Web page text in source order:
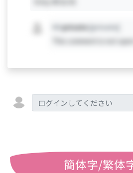
private [private]
This comment is not
簡体字/繁体